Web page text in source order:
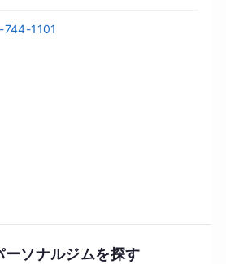
1101
ーソナルジムを探す